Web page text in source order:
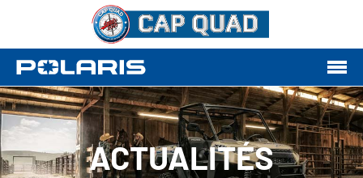
ACTUALITÉS